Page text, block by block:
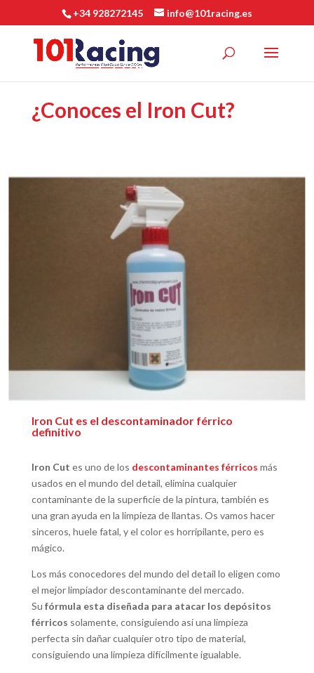
+34 928272145 info@101racing.es
¿Conoces el Iron Cut?
Iron Cut es el descontaminador férrico
definitivo
Iron Cut es uno de los descontaminantes férricos más
usados en el mundo del detail, elimina cualquier
contaminante de la superficie de la pintura, también es
una gran ayuda en la limpieza de llantas. Os vamos hacer
sinceros, huele fatal, y el color es horripilante, pero es
mágico.
Los más conocedores del mundo del detail lo eligen como
el mejor limpiador descontaminante del mercado.
Su fórmula esta diseñada para atacar los depósitos
férricos solamente, consiguiendo así una limpieza
perfecta sin dañar cualquier otro tipo de material,
consiguiendo una limpieza difícilmente igualable.